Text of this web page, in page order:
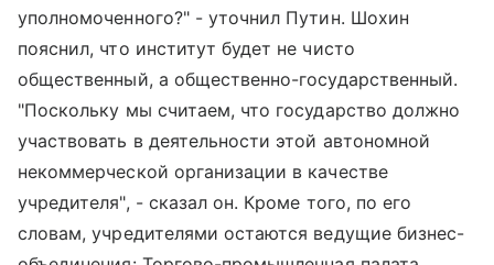
уполномоченного?" - уточнил Путин. Шохин
пояснил, что институт будет не чисто
общественный, а общественно-государственный.
"Поскольку мы считаем, что государство должно
участвовать в деятельности этой автономной
некоммерческой организации в качестве
учредителя", - сказал он. Кроме того, по его
словам, учредителями остаются ведущие бизнес-